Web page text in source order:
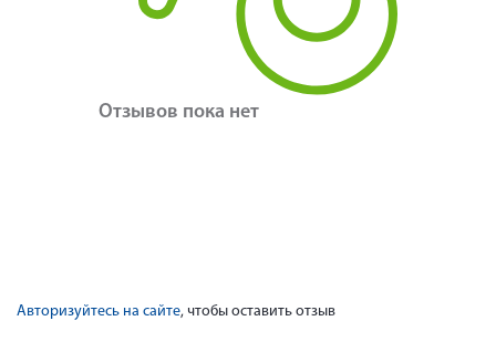
Отзывов пока нет
Авторизуйтесь на сайте, чтобы оставить отзыв